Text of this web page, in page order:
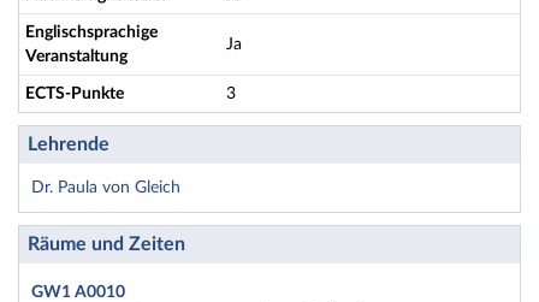
Englischsprachige
Veranstaltung
Ja
ECTS-Punkte 3
Lehrende
Dr. Paula von Gleich
Räume und Zeiten
GW1 A0010